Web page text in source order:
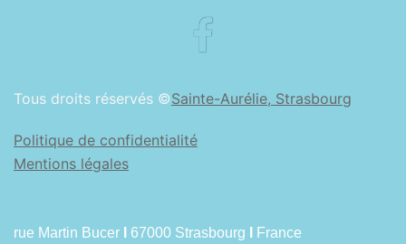
Tous droits réservés ©Sainte-Aurélie, Strasbourg
Politique de confidentialité
Mentions légales
rue Martin Bucer 67000 Strasbourg France